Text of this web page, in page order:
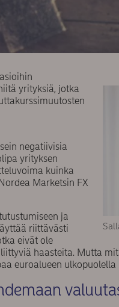
yrityksiä, jotka
negatiivisia
yrityksen
kuinka
Marketsin FX
ja
riittävästi
eivät ole
haasteita. Mutta
euroalueen